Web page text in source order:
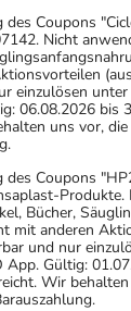
des Coupons
Nicht
einzulösen
06.08.2026 bis
uns vor,
des Coupons
Bücher,
mit anderen
und nur
App. Gültig:
Wir